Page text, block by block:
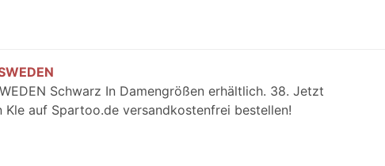
Schwarz In Damengrößen erhältlich. 38. Jetzt
Kle auf Spartoo.de versandkostenfrei bestellen!